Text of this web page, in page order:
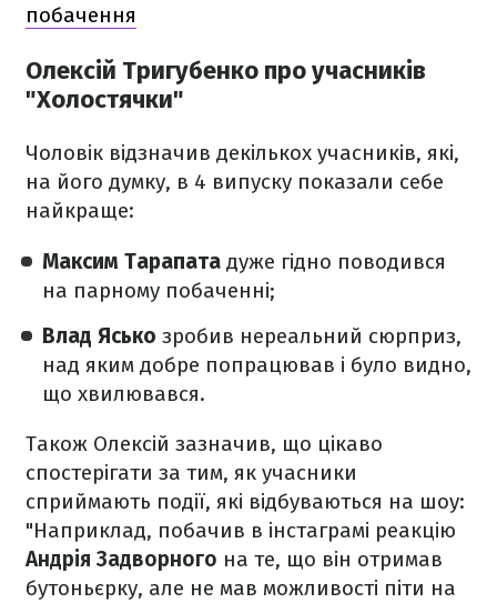
побачення
Олексій Тригубенко про учасників
"Холостячки"
Чоловік відзначив декількох учасників, які,
на його думку, в 4 випуску показали себе
найкраще:
Максим Тарапата дуже гідно поводився
на парному побаченні;
Влад Ясько зробив нереальний сюрприз,
над яким добре попрацював і було видно,
що хвилювався.
Також Олексій зазначив, що цікаво
спостерігати за тим, як учасники
сприймають події, які відбуваються на шоу:
"Наприклад, побачив в інстаграмі реакцію
Андрія Задворного на те, що він отримав
бутоньєрку, але не мав можливості піти на